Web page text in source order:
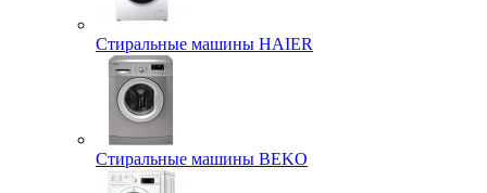
Стиральные машины HAIER
Стиральные машины BEKO